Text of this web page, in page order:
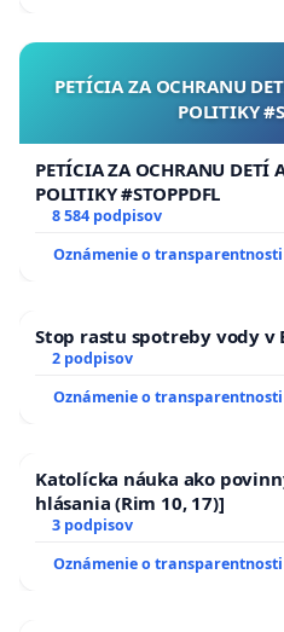
nemožnosť ich nahradiť
zdrojmi, nevyhnutne
energie. To sa premietne
včítane potravín.
Dôjde k nevyhnutnému
obyvateľov. Prirodzená
klesajú reálne príjmy, a
spotreby, a tým pádom aj
investovať a časom začnú
ďalší pokles spotreby, a
spôsobí ďalší pokles
Prepustení zamestnanci
minimum a prestanú
bankám.Volá sa to
PETÍCIA ZA OCHRANU
POLITIKY
PETÍCIA ZA OCHRANU DETÍ
POLITIKY #STOPPDFL
8 584 podpisov
Oznámenie o transparentnosti
Stop rastu spotreby vody v
2 podpisov
Oznámenie o transparentnosti
Katolícka náuka ako
hlásania (Rim 10, 17)]
3 podpisov
Oznámenie o transparentnosti